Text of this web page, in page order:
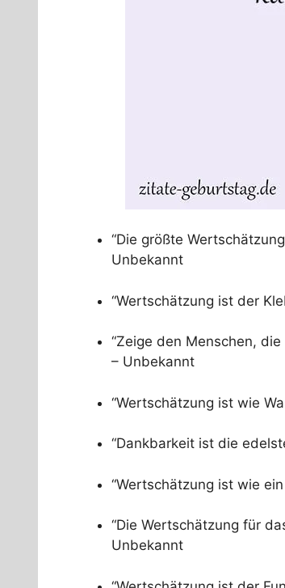
“Die größte
Unbekannt
“Wertschätzung ist der
“Zeige den Menschen,
– Unbekannt
“Wertschätzung ist wie
“Dankbarkeit ist die
“Wertschätzung ist wie
“Die Wertschätzung für
Unbekannt